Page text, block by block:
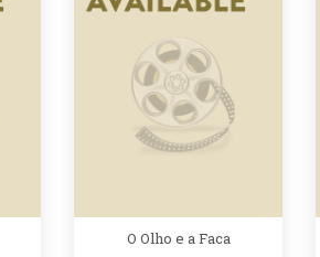
O Olho e a Faca